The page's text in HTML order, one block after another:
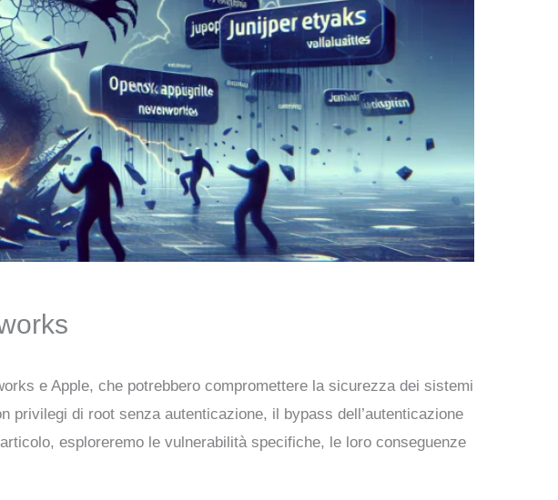
e Apple, che potrebbero compromettere la sicurezza dei sistemi
privilegi di root senza autenticazione, il bypass dell’autenticazione
esploreremo le vulnerabilità specifiche, le loro conseguenze